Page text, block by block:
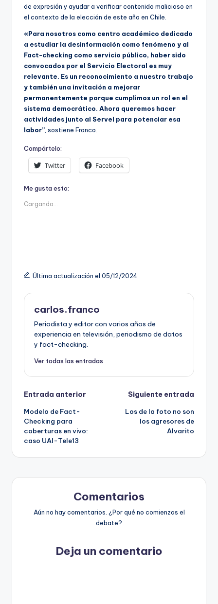
de expresión y ayudar a verificar contenido malicioso en
el contexto de la elección de este año en Chile.
«Para nosotros como centro académico dedicado
a estudiar la desinformación como fenómeno y al
Fact-checking como servicio público, haber sido
convocados por el Servicio Electoral es muy
relevante. Es un reconocimiento a nuestro trabajo
y también una invitación a mejorar
permanentemente porque cumplimos un rol en el
sistema democrático. Ahora queremos hacer
actividades junto al Servel para potenciar esa
labor” , sostiene Franco.
Compártelo:
Twitter Facebook
Me gusta esto:
Cargando...
Última actualización el 05/12/2024
carlos.franco
Periodista y editor con varios años de
experiencia en televisión, periodismo de datos
y fact-checking.
Ver todas las entradas
Navegación
de
entradas
Entrada anterior
Modelo de Fact-
Checking para
coberturas en vivo:
caso UAI-Tele13
Siguiente entrada
Los de la foto no son
los agresores de
Alvarito
Comentarios
Aún no hay comentarios. ¿Por qué no comienzas el
debate?
Deja un comentario